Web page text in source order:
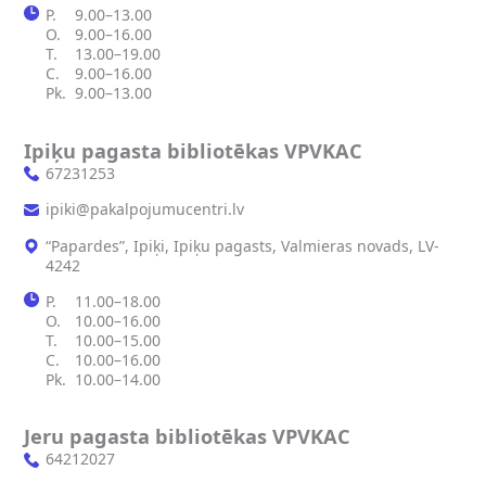
P.
9.00–13.00
O.
9.00–16.00
T.
13.00–19.00
C.
9.00–16.00
Pk. 9.00–13.00
Ipiķu pagasta bibliotēkas VPVKAC
67231253
ipiki@pakalpojumucentri.lv
“Papardes”, Ipiķi, Ipiķu pagasts, Valmieras novads, LV-
4242
P.
11.00–18.00
O.
10.00–16.00
T.
10.00–15.00
C.
10.00–16.00
Pk. 10.00–14.00
Jeru pagasta bibliotēkas VPVKAC
64212027